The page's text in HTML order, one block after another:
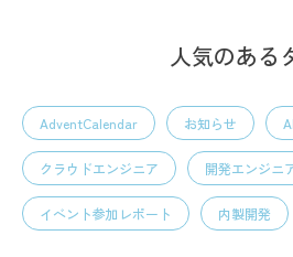
人気のある
AdventCalendar お知らせ AI
クラウドエンジニア 開発エンジニ
イベント参加レポート 内製開発